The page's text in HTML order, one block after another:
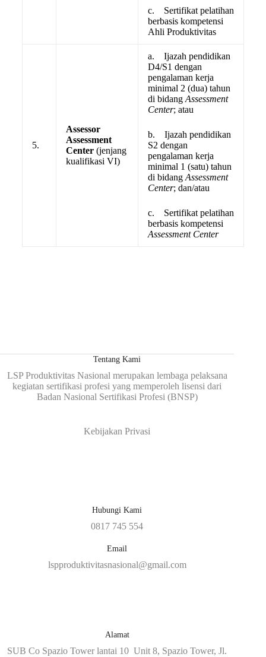
c. Sertifikat pelatihan
berbasis kompetensi
Ahli Produktivitas
5.
Assessor
Assessment
Center (jenjang
kualifikasi VI)
a. Ijazah pendidikan
D4/S1 dengan
pengalaman kerja
minimal 2 (dua) tahun
di bidang Assessment
Center; atau
b. Ijazah pendidikan
S2 dengan
pengalaman kerja
minimal 1 (satu) tahun
di bidang Assessment
Center; dan/atau
c. Sertifikat pelatihan
berbasis kompetensi
Assessment Center
Tentang Kami
LSP Produktivitas Nasional merupakan lembaga pelaksana
kegiatan sertifikasi profesi yang memperoleh lisensi dari
Badan Nasional Sertifikasi Profesi (BNSP)
Kebijakan Privasi
Hubungi Kami
0817 745 554
Email
lspproduktivitasnasional@gmail.com
Alamat
SUB Co Spazio Tower lantai 10 Unit 8, Spazio Tower, Jl.